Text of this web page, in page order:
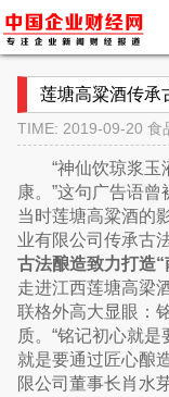
莲塘高粱酒传承
TIME: 2019-09-20 食
“神仙饮琼浆
康。”这句广告语
当时莲塘高粱酒的
业有限公司传承古
古法酿造致力打造“
走进江西莲塘高梁
联格外高大显眼：
质。“铭记初心就
就是要通过匠心酿
限公司董事长肖水